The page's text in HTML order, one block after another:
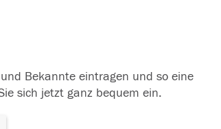
Bekannte eintragen und so eine
sich jetzt ganz bequem ein.